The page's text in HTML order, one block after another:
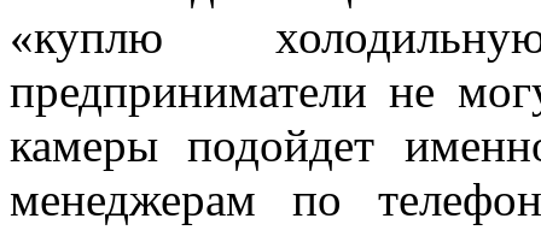
«куплю
предприниматели не
камеры подойдет
менеджерам по